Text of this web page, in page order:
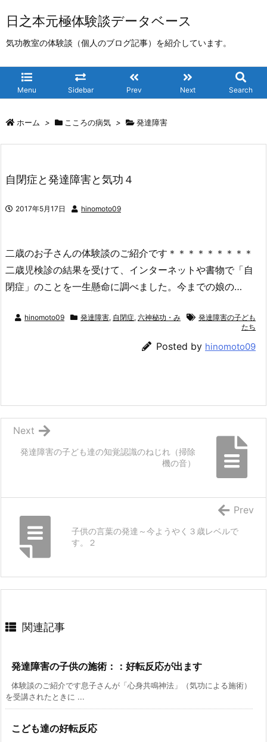
日之本元極体験談データベース
気功教室の体験談（個人のブログ記事）を紹介しています。
Menu Sidebar Prev Next Search
ホーム > こころの病気 > 発達障害
自閉症と発達障害と気功４
2017年5月17日 hinomoto09
二歳のお子さんの体験談のご紹介です＊＊＊＊＊＊＊＊＊
二歳児検診の結果を受けて、インターネットや書物で「自
閉症」のことを一生懸命に調べました。今までの娘の…
hinomoto09 発達障害, 自閉症, 六神秘功・み
発達障害の子ども
たち
Posted by hinomoto09
発達障害の子ども達の知覚認識のねじれ（掃除
機の音）
Next
子供の言葉の発達～今ようやく３歳レベルで
す。２
Prev
関連記事
発達障害の子供の施術：：好転反応が出ます
体験談のご紹介です息子さんが「心身共鳴神法」（気功による施術）
を受講されたときに ...
こども達の好転反応